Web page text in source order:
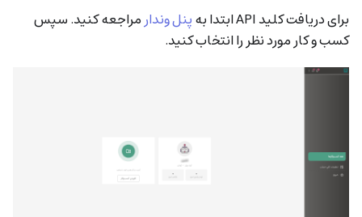
برای دریافت کلید API ابتدا به پنل وندارمراجعه کنید. سپس
کسب و کار مورد نظر را انتخاب کنید.